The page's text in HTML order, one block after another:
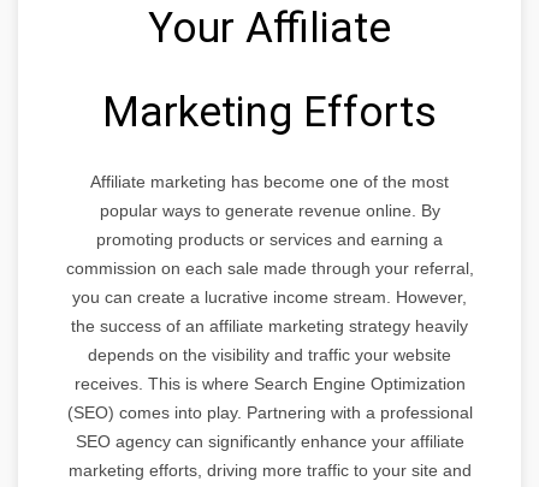
Your Affiliate
Marketing Efforts
Affiliate marketing has become one of the most
popular ways to generate revenue online. By
promoting products or services and earning a
commission on each sale made through your referral,
you can create a lucrative income stream. However,
the success of an affiliate marketing strategy heavily
depends on the visibility and traffic your website
receives. This is where Search Engine Optimization
(SEO) comes into play. Partnering with a professional
SEO agency can significantly enhance your affiliate
marketing efforts, driving more traffic to your site and